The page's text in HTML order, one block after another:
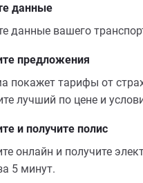
данные
данные вашего
предложения
покажет тарифы от
лучший по цене и
и получите полис
онлайн и получите
5 минут.